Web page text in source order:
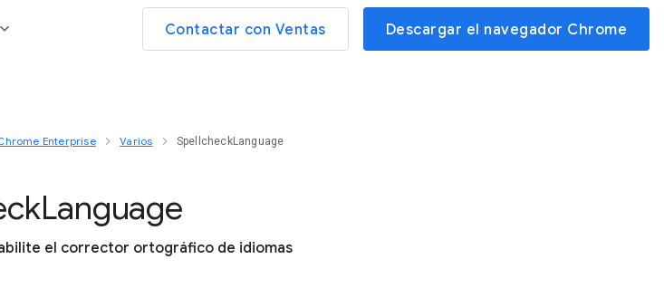
Contactar con Ventas Descargar el navegador Chrome
Enterprise Varios SpellcheckLanguage
Language
el corrector ortográfico de idiomas